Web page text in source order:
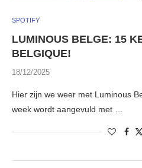
SPOTIFY
LUMINOUS BELGE: 15
BELGIQUE!
18/12/2025
Hier zijn we weer met Luminous
week wordt aangevuld met …